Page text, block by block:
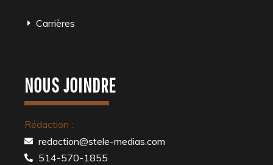
Carrières
NOUS JOINDRE
Rédaction :
redaction@stele-medias.com
514-570-1855